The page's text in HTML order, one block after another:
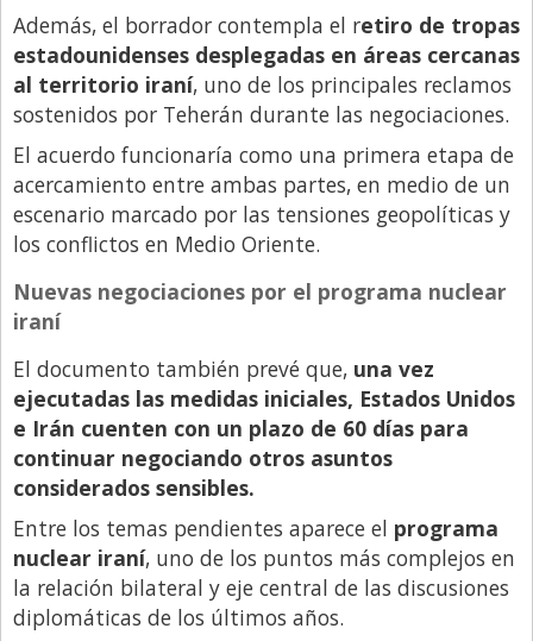
Viajes
Además, el borrador contempla el retiro de tropas
estadounidenses desplegadas en áreas cercanas
al territorio iraní, uno de los principales reclamos
sostenidos por Teherán durante las negociaciones.
El acuerdo funcionaría como una primera etapa de
acercamiento entre ambas partes, en medio de un
escenario marcado por las tensiones geopolíticas y
los conflictos en Medio Oriente.
Nuevas negociaciones por el programa nuclear
iraní
El documento también prevé que, una vez
ejecutadas las medidas iniciales, Estados Unidos
e Irán cuenten con un plazo de 60 días para
continuar negociando otros asuntos
considerados sensibles.
Entre los temas pendientes aparece el programa
nuclear iraní, uno de los puntos más complejos en
la relación bilateral y eje central de las discusiones
diplomáticas de los últimos años.